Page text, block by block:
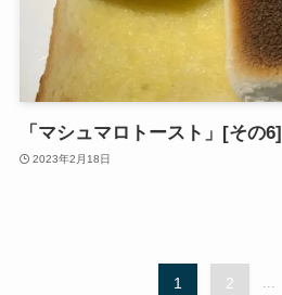
「マシュマロトースト」[その6]
2023年2月18日
1 2